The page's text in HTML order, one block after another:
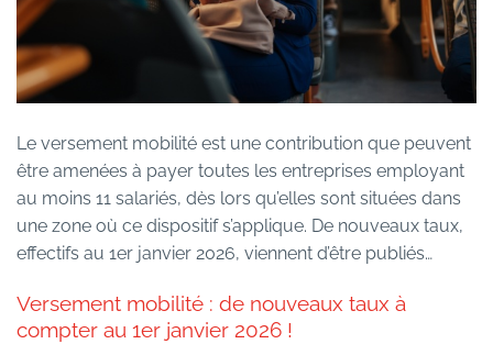
Le versement mobilité est une contribution que peuvent
être amenées à payer toutes les entreprises employant
au moins 11 salariés, dès lors qu’elles sont situées dans
une zone où ce dispositif s’applique. De nouveaux taux,
effectifs au 1er janvier 2026, viennent d’être publiés…
Versement mobilité : de nouveaux taux à
compter au 1er janvier 2026 !